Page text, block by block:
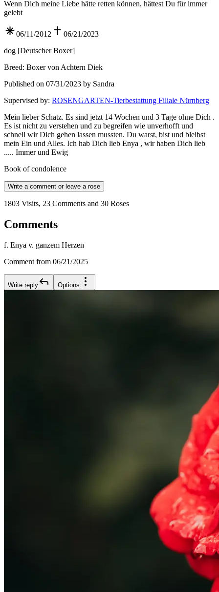
Wenn Dich meine Liebe hätte retten können, hättest Du für immer
gelebt
06/11/2012
06/21/2023
dog [Deutscher Boxer]
Breed: Boxer von Achtern Diek
Published on 07/31/2023 by Sandra
Supervised by: ROSENGARTEN-Tierbestattung Filiale Nürnberg
Mein lieber Schatz. Es sind jetzt 14 Wochen und 3 Tage ohne Dich .
Es ist nicht zu verstehen und zu begreifen wie unverhofft und
schnell wir Dich gehen lassen mussten. Du warst, bist und bleibst
mein Ein und Alles. Ich hab Dich lieb Enya , wir haben Dich lieb
..... Immer und Ewig
Book of condolence
Write a comment or leave a rose
1803 Visits, 23 Comments and 30 Roses
Comments
f. Enya v. ganzem Herzen
Comment from 06/21/2025
Write reply Options